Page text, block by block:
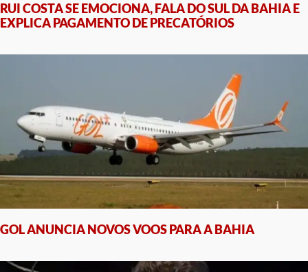
RUI COSTA SE EMOCIONA, FALA DO SUL DA BAHIA E
EXPLICA PAGAMENTO DE PRECATÓRIOS
GOL ANUNCIA NOVOS VOOS PARA A BAHIA